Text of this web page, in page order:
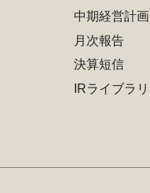
中期経営計画
月次報告
決算短信
IRライブラリ